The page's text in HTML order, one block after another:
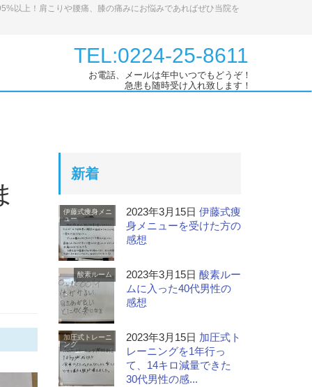
以上！肩こりや腰痛、膝の痛みにお悩みであればぜひ当院を
TEL:0224-25-8611
お電話、メールは年中いつでもどうぞ！
急患も随時受け入れ致します！
新着
伊藤式痩身メニ
ュー
2023年3月15日 伊藤式痩
身メニューを受けた方の
感想
酸素ルーム 2023年3月15日 酸素ルー
ムに入った40代男性の
感想
加圧式トレーニ
ング
2023年3月15日 加圧式ト
レーニングを1年行っ
て、14キロ減量できた
30代男性の感...